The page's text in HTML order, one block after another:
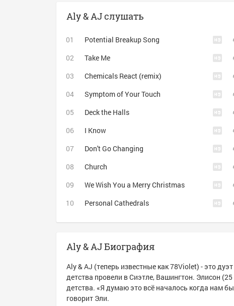
Aly & AJ слушать
Potential Breakup Song
Take Me
Chemicals React (remix)
Symptom of Your Touch
Deck the Halls
I Know
Don't Go Changing
Church
We Wish You a Merry Christmas
Personal Cathedrals
Aly & AJ Биография
Aly & AJ (теперь известные как 78Violet) - это
детства провели в Сиэтле, Вашингтон. Элисон
детства. «Я думаю это всё началось когда нам
говорит Эли.